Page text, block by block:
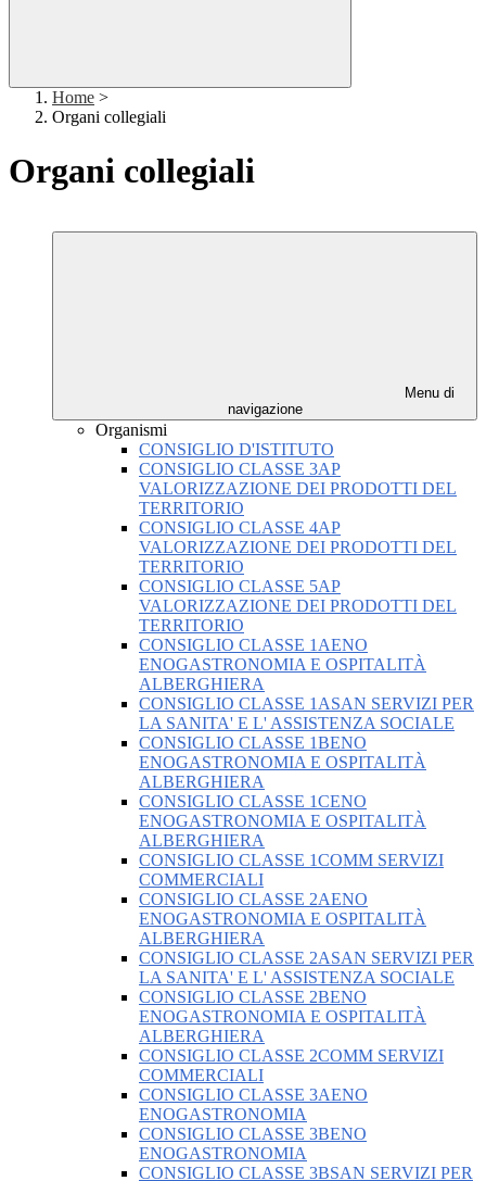
Home >
Organi collegiali
Organi collegiali
Menu di
navigazione
Organismi
CONSIGLIO D'ISTITUTO
CONSIGLIO CLASSE 3AP
VALORIZZAZIONE DEI PRODOTTI DEL
TERRITORIO
CONSIGLIO CLASSE 4AP
VALORIZZAZIONE DEI PRODOTTI DEL
TERRITORIO
CONSIGLIO CLASSE 5AP
VALORIZZAZIONE DEI PRODOTTI DEL
TERRITORIO
CONSIGLIO CLASSE 1AENO
ENOGASTRONOMIA E OSPITALITÀ
ALBERGHIERA
CONSIGLIO CLASSE 1ASAN SERVIZI PER
LA SANITA' E L' ASSISTENZA SOCIALE
CONSIGLIO CLASSE 1BENO
ENOGASTRONOMIA E OSPITALITÀ
ALBERGHIERA
CONSIGLIO CLASSE 1CENO
ENOGASTRONOMIA E OSPITALITÀ
ALBERGHIERA
CONSIGLIO CLASSE 1COMM SERVIZI
COMMERCIALI
CONSIGLIO CLASSE 2AENO
ENOGASTRONOMIA E OSPITALITÀ
ALBERGHIERA
CONSIGLIO CLASSE 2ASAN SERVIZI PER
LA SANITA' E L' ASSISTENZA SOCIALE
CONSIGLIO CLASSE 2BENO
ENOGASTRONOMIA E OSPITALITÀ
ALBERGHIERA
CONSIGLIO CLASSE 2COMM SERVIZI
COMMERCIALI
CONSIGLIO CLASSE 3AENO
ENOGASTRONOMIA
CONSIGLIO CLASSE 3BENO
ENOGASTRONOMIA
CONSIGLIO CLASSE 3BSAN SERVIZI PER